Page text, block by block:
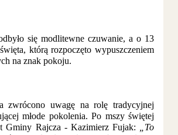
się modlitewne czuwanie, a o 13
którą rozpoczęto wypuszczeniem
na znak pokoju.
zwrócono uwagę na rolę tradycyjnej
młode pokolenia. Po mszy świętej
Gminy Rajcza - Kazimierz Fujak:
„To